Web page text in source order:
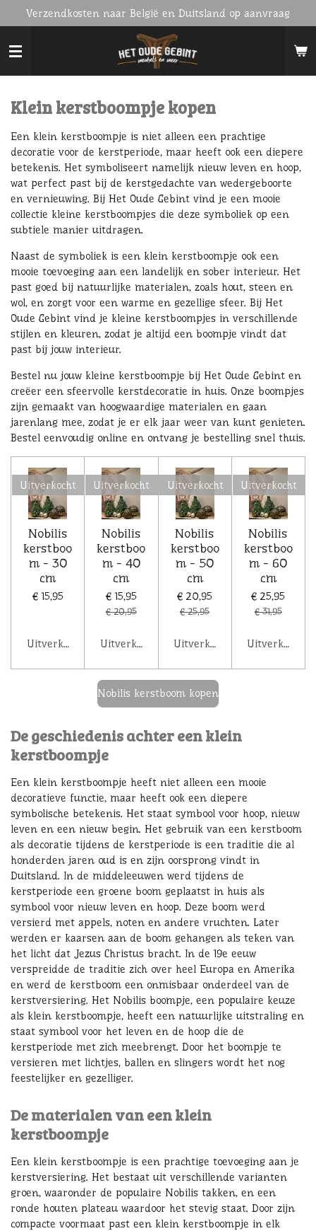
direct
naar
de
hoofdinhoud
Verzendkosten naar België en Duitsland op aanvraag
Klein kerstboompje kopen
Een klein kerstboompje is niet alleen een prachtige
decoratie voor de kerstperiode, maar heeft ook een diepere
betekenis. Het symboliseert namelijk nieuw leven en hoop,
wat perfect past bij de kerstgedachte van wedergeboorte
en vernieuwing. Bij Het Oude Gebint vind je een mooie
collectie kleine kerstboompjes die deze symboliek op een
subtiele manier uitdragen.
Naast de symboliek is een klein kerstboompje ook een
mooie toevoeging aan een landelijk en sober interieur. Het
past goed bij natuurlijke materialen, zoals hout, steen en
wol, en zorgt voor een warme en gezellige sfeer. Bij Het
Oude Gebint vind je kleine kerstboompjes in verschillende
stijlen en kleuren, zodat je altijd een boompje vindt dat
past bij jouw interieur.
Bestel nu jouw kleine kerstboompje bij Het Oude Gebint en
creëer een sfeervolle kerstdecoratie in huis. Onze boompjes
zijn gemaakt van hoogwaardige materialen en gaan
jarenlang mee, zodat je er elk jaar weer van kunt genieten.
Bestel eenvoudig online en ontvang je bestelling snel thuis.
Uitverkocht
Nobilis
kerstboo
m - 30
cm
€ 15,95
Uitverkocht
Uitverkocht
Nobilis
kerstboo
m - 40
cm
€ 15,95
€ 20,95
Uitverkocht
Uitverkocht
Nobilis
kerstboo
m - 50
cm
€ 20,95
€ 25,95
Uitverkocht
Uitverkocht
Nobilis
kerstboo
m - 60
cm
€ 25,95
€ 31,95
Uitverkocht
Nobilis kerstboom kopen
De geschiedenis achter een klein
kerstboompje
Een klein kerstboompje heeft niet alleen een mooie
decoratieve functie, maar heeft ook een diepere
symbolische betekenis. Het staat symbool voor hoop, nieuw
leven en een nieuw begin. Het gebruik van een kerstboom
als decoratie tijdens de kerstperiode is een traditie die al
honderden jaren oud is en zijn oorsprong vindt in
Duitsland. In de middeleeuwen werd tijdens de
kerstperiode een groene boom geplaatst in huis als
symbool voor nieuw leven en hoop. Deze boom werd
versierd met appels, noten en andere vruchten. Later
werden er kaarsen aan de boom gehangen als teken van
het licht dat Jezus Christus bracht. In de 19e eeuw
verspreidde de traditie zich over heel Europa en Amerika
en werd de kerstboom een onmisbaar onderdeel van de
kerstversiering. Het Nobilis boompje, een populaire keuze
als klein kerstboompje, heeft een natuurlijke uitstraling en
staat symbool voor het leven en de hoop die de
kerstperiode met zich meebrengt. Door het boompje te
versieren met lichtjes, ballen en slingers wordt het nog
feestelijker en gezelliger.
De materialen van een klein
kerstboompje
Een klein kerstboompje is een prachtige toevoeging aan je
kerstversiering. Het bestaat uit verschillende varianten
groen, waaronder de populaire Nobilis takken, en een
ronde houten plateau waardoor het stevig staat. Door zijn
compacte voormaat past een klein kerstboompje in elk